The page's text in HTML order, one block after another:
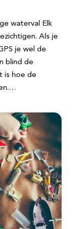
waterval Elk
Als je
je wel de
blind de
is hoe de